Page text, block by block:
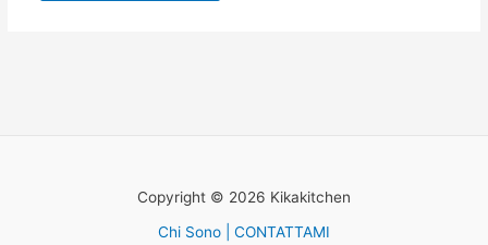
Copyright © 2026 Kikakitchen
Chi Sono | CONTATTAMI